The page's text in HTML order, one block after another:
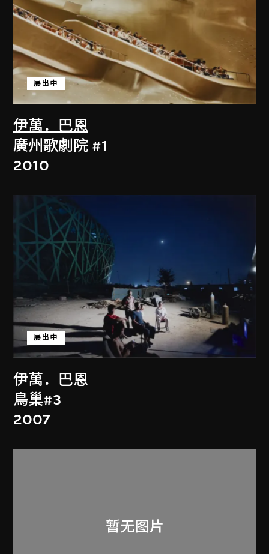
伊萬．巴恩
展出中
廣州歌劇院 #1
2010
伊萬．巴恩
展出中
鳥巢#3
2007